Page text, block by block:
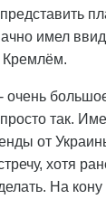
имел
Кремлём.
очень
так.
от
хотя
На